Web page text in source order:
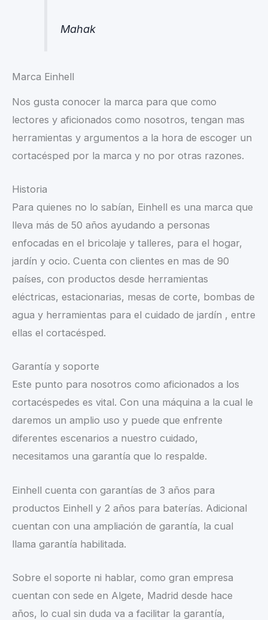
Mahak
Marca Einhell
Nos gusta conocer la marca para que como
lectores y aficionados como nosotros, tengan mas
herramientas y argumentos a la hora de escoger un
cortacésped por la marca y no por otras razones.
Historia
Para quienes no lo sabían, Einhell es una marca que
lleva más de 50 años ayudando a personas
enfocadas en el bricolaje y talleres, para el hogar,
jardín y ocio. Cuenta con clientes en mas de 90
países, con productos desde herramientas
eléctricas, estacionarias, mesas de corte, bombas de
agua y herramientas para el cuidado de jardín , entre
ellas el cortacésped.
Garantía y soporte
Este punto para nosotros como aficionados a los
cortacéspedes es vital. Con una máquina a la cual le
daremos un amplio uso y puede que enfrente
diferentes escenarios a nuestro cuidado,
necesitamos una garantía que lo respalde.
Einhell cuenta con garantías de 3 años para
productos Einhell y 2 años para baterías. Adicional
cuentan con una ampliación de garantía, la cual
llama garantía habilitada.
Sobre el soporte ni hablar, como gran empresa
cuentan con sede en Algete, Madrid desde hace
años, lo cual sin duda va a facilitar la garantía,